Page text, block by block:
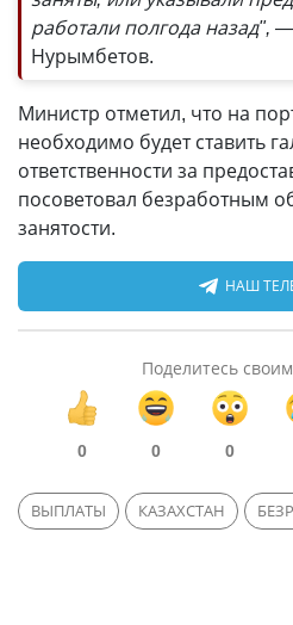
работали полгода назад", —
Нурымбетов.
Министр отметил, что на
необходимо будет ставить
ответственности за
посоветовал безработным
занятости.
НАШ
Поделитесь
0 0 0
ВЫПЛАТЫ КАЗАХСТАН